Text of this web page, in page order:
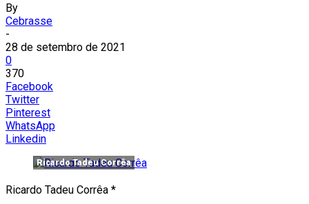
By
Cebrasse
-
28 de setembro de 2021
0
370
Facebook
Twitter
Pinterest
WhatsApp
Linkedin
Ricardo Tadeu Corrêa
Ricardo Tadeu Corrêa *